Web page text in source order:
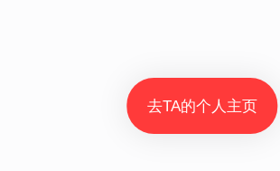
去TA的个人主页